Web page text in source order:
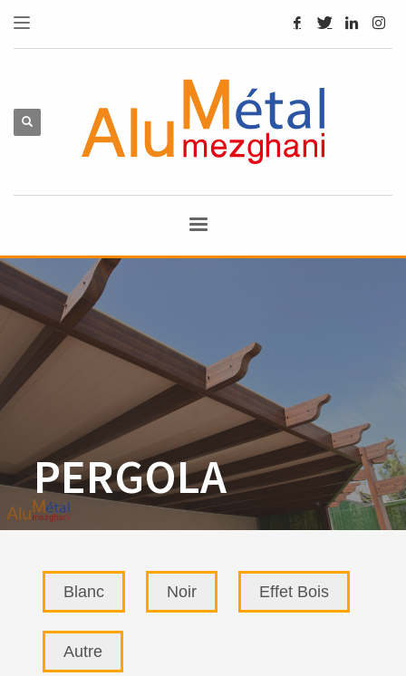
PERGOLA
Blanc Noir Effet Bois
Autre